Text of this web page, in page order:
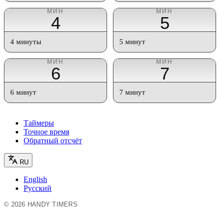
МИН
4
4 минуты
МИН
5
5 минут
МИН
6
6 минут
МИН
7
7 минут
Таймеры
Точное время
Обратный отсчёт
RU
English
Русский
© 2026 HANDY TIMERS